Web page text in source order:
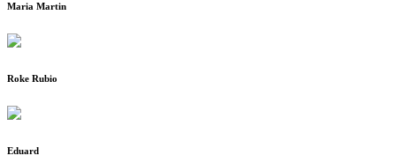
Maria Martin
Roke Rubio
Eduard